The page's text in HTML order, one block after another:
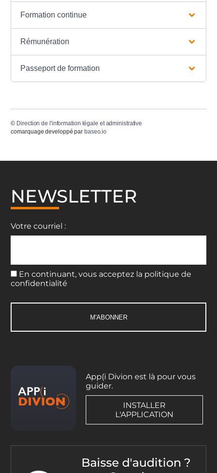
Formation continue
Rémunération
Passeport de formation
© Direction de l'information légale et administrative
comarquage developpé par baseo.io
NEWSLETTER
Votre courriel :
En continuant, vous acceptez la politique de
confidentialité
App(i Divion est là pour vous
guider.
INSTALLER
L'APPLICATION
Baisse d'audition ?